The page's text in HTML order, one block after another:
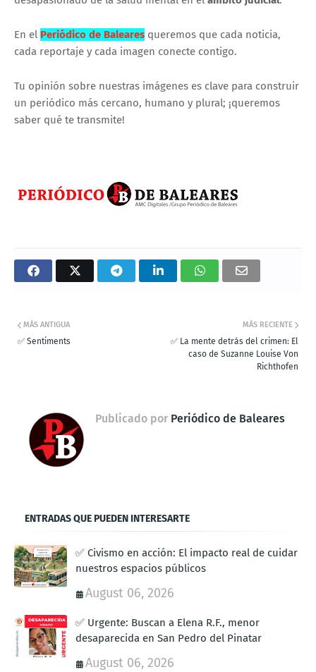
En el Periódico de Baleares queremos que cada noticia,
cada reportaje y cada imagen conecte contigo.
Tu opinión sobre nuestras imágenes es clave para construir
un periódico más cercano, humano y plural; ¡queremos
saber qué te transmite!
MÁS RECIENTE
✅ La mente detrás del crimen: El
caso de Suzanne Louise Von
Richthofen
MÁS ANTIGUA
✅ Sentiments
Publicado por Periódico de Baleares
ENTRADAS QUE PUEDEN INTERESARTE
✅ Civismo en acción: El impacto real de cuidar
nuestros espacios públicos
August 06, 2026
✅ Urgente: Buscan a Elena R.F., menor
desaparecida en San Pedro del Pinatar
August 06, 2026